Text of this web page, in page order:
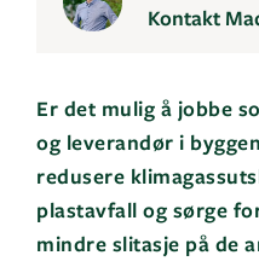
Kontakt
Er det mulig å jobbe
og leverandør i
redusere
plastavfall og sørge
mindre slitasje på de